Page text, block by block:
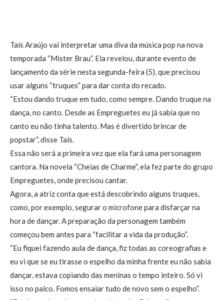
Taís Araújo vai interpretar uma diva da música pop na nova
temporada “Mister Brau”. Ela revelou, durante evento de
lançamento da série nesta segunda-feira (5), que precisou
usar alguns “truques” para dar conta do recado.
“Estou dando truque em tudo, como sempre. Dando truque na
dança, no canto. Desde as Empreguetes eu já sabia que no
canto eu não tinha talento. Mas é divertido brincar de
popstar”, disse Taís.
Essa não será a primeira vez que ela fará uma personagem
cantora. Na novela “Cheias de Charme”, ela fez parte do grupo
Empreguetes, onde precisou cantar.
Agora, a atriz conta que está descobrindo alguns truques,
como, por exemplo, segurar o microfone para disfarçar na
hora de dançar. A preparação da personagem também
começou bem antes para “facilitar a vida da produção”.
“Eu fiquei fazendo aula de dança, fiz todas as coreografias e
eu vi que se eu tirasse o espelho da minha frente eu não sabia
dançar, estava copiando das meninas o tempo inteiro. Só vi
isso no palco. Fomos ensaiar tudo de novo sem o espelho”.